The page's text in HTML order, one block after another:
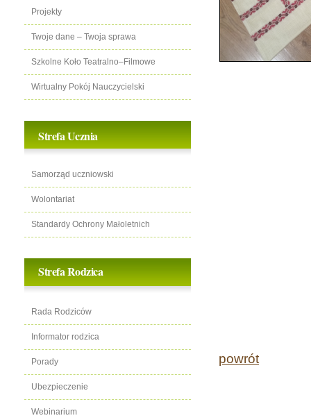
powrót
Projekty
Twoje dane – Twoja sprawa
Szkolne Koło Teatralno–Filmowe
Wirtualny Pokój Nauczycielski
Strefa Ucznia
Samorząd uczniowski
Wolontariat
Standardy Ochrony Małoletnich
Strefa Rodzica
Rada Rodziców
Informator rodzica
Porady
Ubezpieczenie
Webinarium